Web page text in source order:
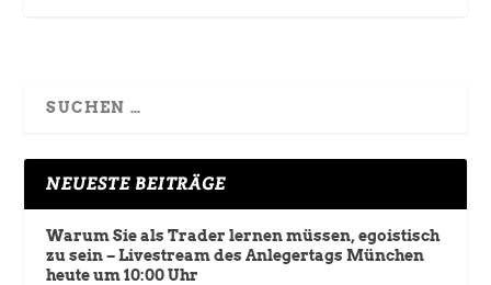
NEUESTE BEITRÄGE
Warum Sie als Trader lernen müssen, egoistisch
zu sein – Livestream des Anlegertags München
heute um 10:00 Uhr